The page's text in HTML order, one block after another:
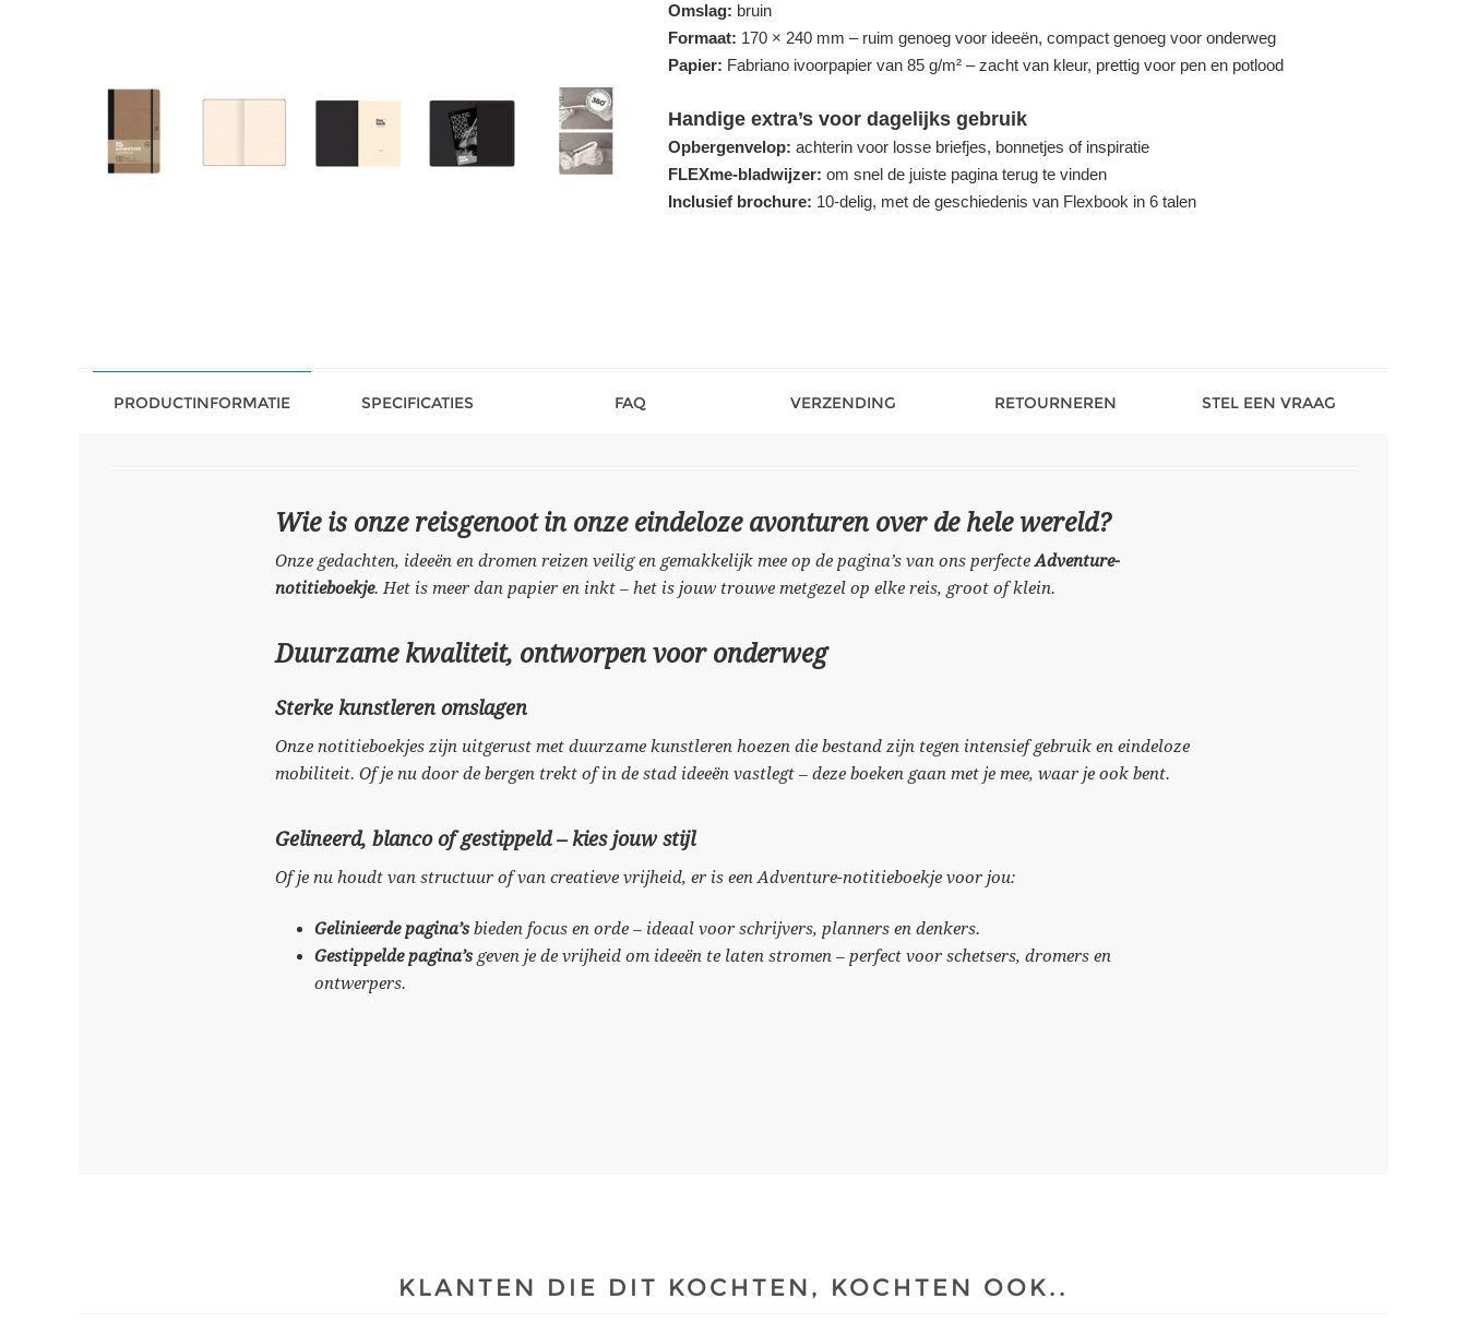
Omslag: bruin
Formaat: 170 × 240 mm – ruim genoeg voor ideeën, compact genoeg voor onderweg
Papier: Fabriano ivoorpapier van 85 g/m² – zacht van kleur, prettig voor pen en potlood
Handige extra’s voor dagelijks gebruik
Opbergenvelop: achterin voor losse briefjes, bonnetjes of inspiratie
FLEXme-bladwijzer: om snel de juiste pagina terug te vinden
Inclusief brochure: 10-delig, met de geschiedenis van Flexbook in 6 talen
PRODUCTINFORMATIE SPECIFICATIES FAQ VERZENDING RETOURNEREN STEL EEN VRAAG
Wie is onze reisgenoot in onze eindeloze avonturen over de hele wereld?
Onze gedachten, ideeën en dromen reizen veilig en gemakkelijk mee op de pagina’s van ons perfecteAdventure-
notitieboekje. Het is meer dan papier en inkt – het is jouw trouwe metgezel op elke reis, groot of klein.
Duurzame kwaliteit, ontworpen voor onderweg
Sterke kunstleren omslagen
Onze notitieboekjes zijn uitgerust met duurzame kunstleren hoezen die bestand zijn tegen intensief gebruik en eindeloze
mobiliteit. Of je nu door de bergen trekt of in de stad ideeën vastlegt – deze boeken gaan met je mee, waar je ook bent.
Gelineerd, blanco of gestippeld – kies jouw stijl
Of je nu houdt van structuur of van creatieve vrijheid, er is een Adventure-notitieboekje voor jou:
Gelinieerde pagina’s bieden focus en orde – ideaal voor schrijvers, planners en denkers.
Gestippelde pagina’s geven je de vrijheid om ideeën te laten stromen – perfect voor schetsers, dromers en
ontwerpers.
KLANTEN DIE DIT KOCHTEN, KOCHTEN OOK..